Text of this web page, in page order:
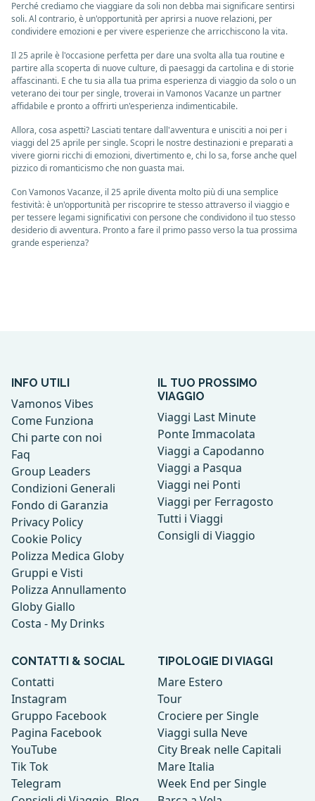
Perché crediamo che viaggiare da soli non debba mai significare sentirsi
soli. Al contrario, è un'opportunità per aprirsi a nuove relazioni, per
condividere emozioni e per vivere esperienze che arricchiscono la vita.
Il 25 aprile è l'occasione perfetta per dare una svolta alla tua routine e
partire alla scoperta di nuove culture, di paesaggi da cartolina e di storie
affascinanti. E che tu sia alla tua prima esperienza di viaggio da solo o un
veterano dei tour per single, troverai in Vamonos Vacanze un partner
affidabile e pronto a offrirti un'esperienza indimenticabile.
Allora, cosa aspetti? Lasciati tentare dall'avventura e unisciti a noi per i
viaggi del 25 aprile per single. Scopri le nostre destinazioni e preparati a
vivere giorni ricchi di emozioni, divertimento e, chi lo sa, forse anche quel
pizzico di romanticismo che non guasta mai.
Con Vamonos Vacanze, il 25 aprile diventa molto più di una semplice
festività: è un'opportunità per riscoprire te stesso attraverso il viaggio e
per tessere legami significativi con persone che condividono il tuo stesso
desiderio di avventura. Pronto a fare il primo passo verso la tua prossima
grande esperienza?
INFO UTILI
Vamonos Vibes
Come Funziona
Chi parte con noi
Faq
Group Leaders
Condizioni Generali
Fondo di Garanzia
Privacy Policy
Cookie Policy
Polizza Medica Globy
Gruppi e Visti
Polizza Annullamento
Globy Giallo
Costa - My Drinks
IL TUO PROSSIMO
VIAGGIO
Viaggi Last Minute
Ponte Immacolata
Viaggi a Capodanno
Viaggi a Pasqua
Viaggi nei Ponti
Viaggi per Ferragosto
Tutti i Viaggi
Consigli di Viaggio
CONTATTI & SOCIAL
Contatti
Instagram
Gruppo Facebook
Pagina Facebook
YouTube
Tik Tok
Telegram
TIPOLOGIE DI VIAGGI
Mare Estero
Tour
Crociere per Single
Viaggi sulla Neve
City Break nelle Capitali
Mare Italia
Week End per Single